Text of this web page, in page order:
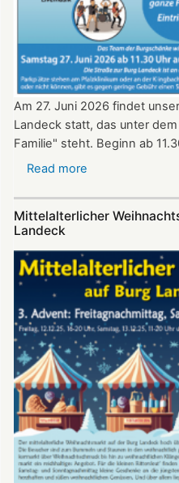
Uhr​​​​​​​​​​​​​​
Am 27. Juni 2026 findet
Landeck statt, das unter
Familie" steht. Beginn ab
Read more
Burg
Mittelalterlicher
Landeck